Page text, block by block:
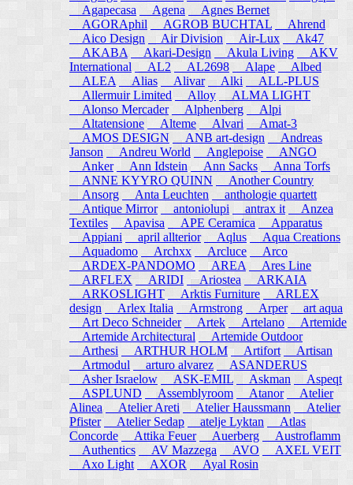
Agapecasa
Agena
Agnes Bernet
AGORAphil
AGROB BUCHTAL
Ahrend
Aico Design
Air Division Air-Lux
Ak47
AKABA
Akari-Design Akula Living
AKV
International
AL2 AL2698 Alape
Albed
ALEA
Alias Alivar Alki
ALL-PLUS
Allermuir Limited
Alloy
ALMA LIGHT
Alonso Mercader
Alphenberg
Alpi
Altatensione
Alteme Alvari
Amat-3
AMOS DESIGN
ANB art-design
Andreas
Janson
Andreu World Anglepoise
ANGO
Anker
Ann Idstein Ann Sacks
Anna Torfs
ANNE KYYRO QUINN
Another Country
Ansorg
Anta Leuchten
anthologie quartett
Antique Mirror
antoniolupi antrax it
Anzea
Textiles
Apavisa APE Ceramica
Apparatus
Appiani
april allterior Aqlus Aqua Creations
Aquadomo
Archxx Arcluce
Arco
ARDEX-PANDOMO
AREA
Ares Line
ARFLEX
ARIDI Ariostea
ARKAIA
ARKOSLIGHT
Arktis Furniture
ARLEX
design
Arlex Italia Armstrong Arper
art aqua
Art Deco Schneider
Artek Artelano
Artemide
Artemide Architectural
Artemide Outdoor
Arthesi
ARTHUR HOLM Artifort
Artisan
Artmodul
arturo alvarez
ASANDERUS
Asher Israelow
ASK-EMIL Askman
Aspeqt
ASPLUND
Assemblyroom Atanor
Atelier
Alinea
Atelier Areti Atelier Haussmann
Atelier
Pfister
Atelier Sedap atelje Lyktan
Atlas
Concorde
Attika Feuer Auerberg
Austroflamm
Authentics
AV Mazzega AVO
AXEL VEIT
Axo Light
AXOR Ayal Rosin